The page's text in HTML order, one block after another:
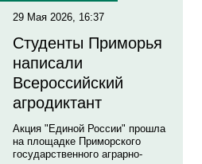
29 Мая 2026, 16:37
Студенты Приморья
написали
Всероссийский
агродиктант
Акция "Единой России" прошла
на площадке Приморского
государственного аграрно-